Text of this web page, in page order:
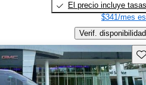
El precio incluye tasas
$341/mes
Verif. disponibilidad